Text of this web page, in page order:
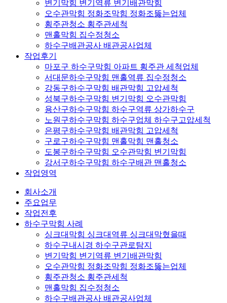
변기막힘 변기역류 변기배관막힘
오수관막힘 정화조막힘 정화조뚫는업체
횡주관청소 횡주관세척
맨홀막힘 집수정청소
하수구배관공사 배관공사업체
작업후기
마포구 하수구막힘 아파트 횡주관 세척업체
서대문하수구막힘 맨홀역류 집수정청소
강동구하수구막힘 배관막힘 고압세척
성북구하수구막힘 변기막힘 오수관막힘
용산구하수구막힘 하수구역류 상가하수구
노원구하수구막힘 하수구업체 하수구고압세척
은평구하수구막힘 배관막힘 고압세척
구로구하수구막힘 맨홀막힘 맨홀청소
도봉구하수구막힘 오수관막힘 변기막힘
강서구하수구막힘 하수구배관 맨홀청소
작업영역
회사소개
주요업무
작업전후
하수구막힘 사례
싱크대막힘 싱크대역류 싱크대막혔을때
하수구내시경 하수구관로탐지
변기막힘 변기역류 변기배관막힘
오수관막힘 정화조막힘 정화조뚫는업체
횡주관청소 횡주관세척
맨홀막힘 집수정청소
하수구배관공사 배관공사업체